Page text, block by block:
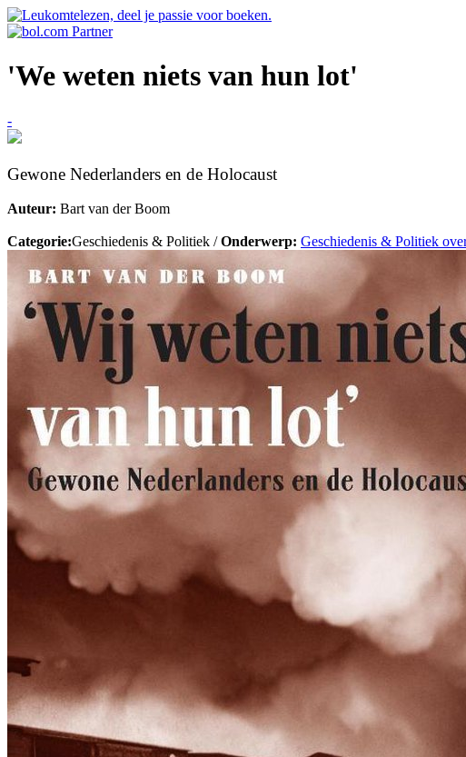
'We weten niets van hun lot'
-
Gewone Nederlanders en de Holocaust
Auteur: Bart van der Boom
Categorie:Geschiedenis & Politiek /Onderwerp: Geschiedenis & Politiek